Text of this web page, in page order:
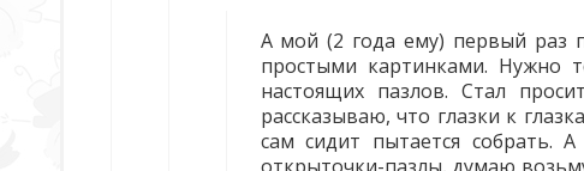
А мой (2 года ему) первый раз
простыми картинками. Нужно
настоящих пазлов. Стал
рассказываю, что глазки к
сам сидит пытается собрать.